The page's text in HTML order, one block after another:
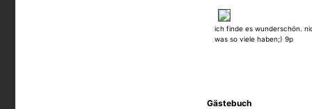
ich finde es wunderschön.
was so viele haben;) 9p
Gästebuch